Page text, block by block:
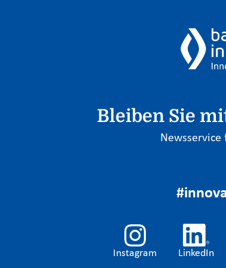
Bleiben Sie
Instagram LinkedIn